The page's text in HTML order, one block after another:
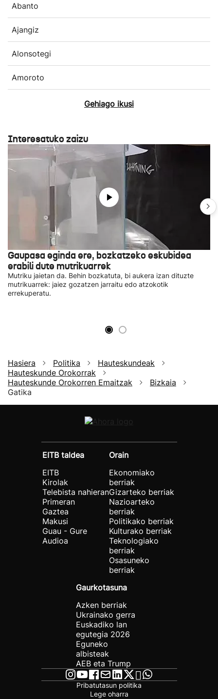
Abanto
Ajangiz
Alonsotegi
Amoroto
Gehiago ikusi
Interesatuko zaizu
Gaupasa eginda ere, bozkatzeko eskubidea
erabili dute mutrikuarrek
Mutriku jaietan da. Behin bozkatuta, bi aukera izan dituzte
mutrikuarrek: jaiez gozatzen jarraitu edo atzokotik
errekuperatu.
Hasiera Politika
Hauteskundeak
Hauteskunde Orokorrak
Hauteskunde Orokorren Emaitzak
Bizkaia
Gatika
EITB taldea
EITB
Kirolak
Telebista nahieran
Primeran
Gaztea
Makusi
Guau - Gure
Audioa
Orain
Ekonomiako
berriak
Gizarteko berriak
Nazioarteko
berriak
Politikako berriak
Kulturako berriak
Teknologiako
berriak
Osasuneko
berriak
Gaurkotasuna
Azken berriak
Ukrainako gerra
Euskadiko lan
egutegia 2026
Eguneko
albisteak
AEB eta Trump
Pribatutasun politika
Lege oharra